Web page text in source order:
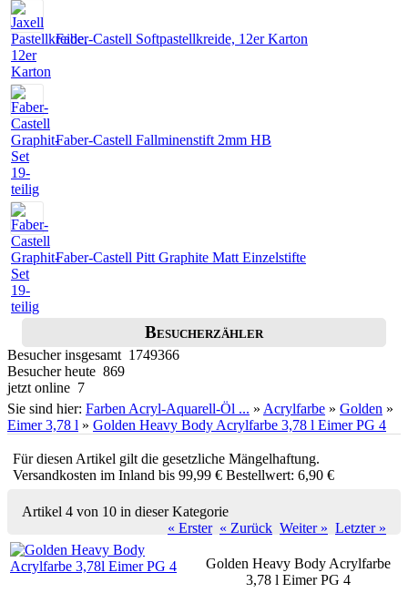
Faber-Castell Softpastellkreide, 12er Karton
Faber-Castell Fallminenstift 2mm HB
Faber-Castell Pitt Graphite Matt Einzelstifte
Besucherzähler
Besucher insgesamt 1749366
Besucher heute 869
jetzt online 7
Sie sind hier: Farben Acryl-Aquarell-Öl ... » Acrylfarbe » Golden »
Eimer 3,78 l » Golden Heavy Body Acrylfarbe 3,78 l Eimer PG 4
Für diesen Artikel gilt die gesetzliche Mängelhaftung.
Versandkosten im Inland bis 99,99 € Bestellwert: 6,90 €
Artikel 4 von 10 in dieser Kategorie
« Erster « Zurück Weiter » Letzter »
Golden Heavy Body Acrylfarbe
3,78 l Eimer PG 4